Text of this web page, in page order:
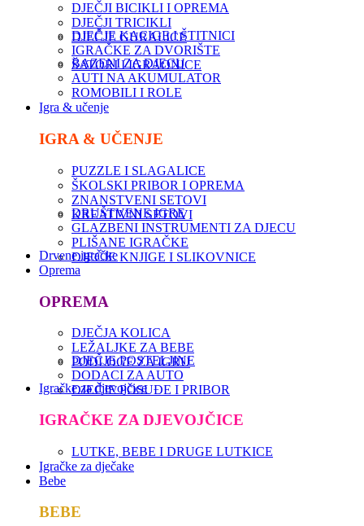
DJEČJI BICIKLI I OPREMA
DJEČJI TRICIKLI
DJEČJE GURALICE
DJEČJE KACIGE I ŠTITNICI
IGRAČKE ZA DVORIŠTE
ŠATORI I IGRAONICE
BAZENI ZA DJECU
AUTI NA AKUMULATOR
ROMOBILI I ROLE
Igra & učenje
IGRA & UČENJE
PUZZLE I SLAGALICE
ŠKOLSKI PRIBOR I OPREMA
ZNANSTVENI SETOVI
KREATIVNI SETOVI
DRUŠTVENE IGRE
GLAZBENI INSTRUMENTI ZA DJECU
PLIŠANE IGRAČKE
DJEČJE KNJIGE I SLIKOVNICE
Drvene igračke
Oprema
OPREMA
DJEČJA KOLICA
LEŽALJKE ZA BEBE
PODLOGE ZA IGRU
DJEČJE POSTELJINE
DODACI ZA AUTO
DJEČJE POSUĐE I PRIBOR
Igračke za djevojčice
IGRAČKE ZA DJEVOJČICE
LUTKE, BEBE I DRUGE LUTKICE
Igračke za dječake
Bebe
BEBE